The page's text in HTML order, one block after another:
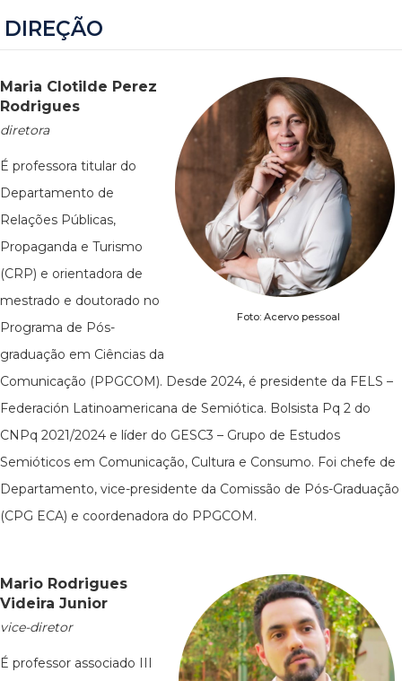
DIREÇÃO
Foto: Acervo pessoal
Maria Clotilde Perez
Rodrigues
diretora
É professora titular do
Departamento de
Relações Públicas,
Propaganda e Turismo
(CRP) e orientadora de
mestrado e doutorado no
Programa de Pós-
graduação em Ciências da
Comunicação (PPGCOM). Desde 2024, é presidente da FELS –
Federación Latinoamericana de Semiótica. Bolsista Pq 2 do
CNPq 2021/2024 e líder do GESC3 – Grupo de Estudos
Semióticos em Comunicação, Cultura e Consumo. Foi chefe de
Departamento, vice-presidente da Comissão de Pós-Graduação
(CPG ECA) e coordenadora do PPGCOM.
Mario Rodrigues
Videira Junior
vice-diretor
É professor associado III